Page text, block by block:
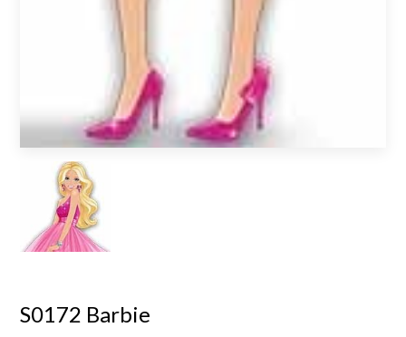
S0172 Barbie